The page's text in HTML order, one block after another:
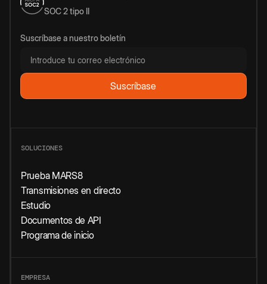
SOC 2 tipo II
Suscríbase a nuestro boletín
SOLUCIONES
Prueba MARS8
Transmisiones en directo
Estudio
Documentos de API
Programa de inicio
EMPRESA